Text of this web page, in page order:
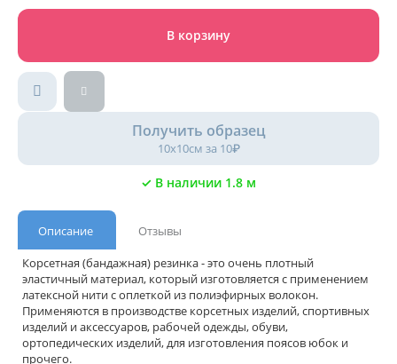
В корзину
Получить образец
10х10см за 10₽
✓ В наличии 1.8 м
Описание
Отзывы
Корсетная (бандажная) резинка - это очень плотный
эластичный материал, который изготовляется с применением
латексной нити с оплеткой из полиэфирных волокон.
Применяются в производстве корсетных изделий, спортивных
изделий и аксессуаров, рабочей одежды, обуви,
ортопедических изделий, для изготовления поясов юбок и
прочего.